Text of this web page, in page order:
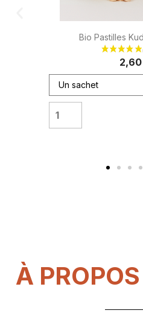
Bio Pastilles
Un sachet
À